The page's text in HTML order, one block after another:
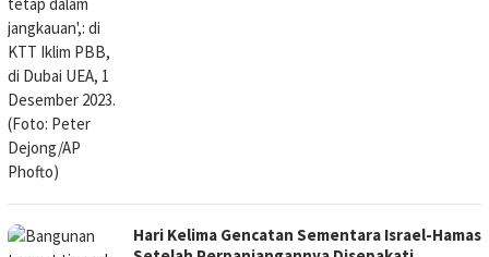
Hari Kelima Gencatan Sementara Israel-Hamas